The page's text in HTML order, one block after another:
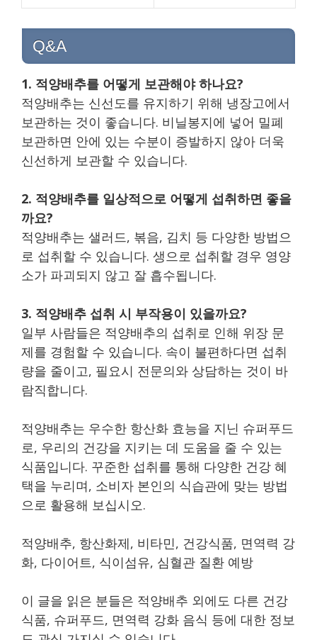
Q&A
1. 적양배추를 어떻게 보관해야 하나요?
적양배추는 신선도를 유지하기 위해 냉장고에서
보관하는 것이 좋습니다. 비닐봉지에 넣어 밀폐
보관하면 안에 있는 수분이 증발하지 않아 더욱
신선하게 보관할 수 있습니다.
2. 적양배추를 일상적으로 어떻게 섭취하면 좋을
까요?
적양배추는 샐러드, 볶음, 김치 등 다양한 방법으
로 섭취할 수 있습니다. 생으로 섭취할 경우 영양
소가 파괴되지 않고 잘 흡수됩니다.
3. 적양배추 섭취 시 부작용이 있을까요?
일부 사람들은 적양배추의 섭취로 인해 위장 문
제를 경험할 수 있습니다. 속이 불편하다면 섭취
량을 줄이고, 필요시 전문의와 상담하는 것이 바
람직합니다.
적양배추는 우수한 항산화 효능을 지닌 슈퍼푸드
로, 우리의 건강을 지키는 데 도움을 줄 수 있는
식품입니다. 꾸준한 섭취를 통해 다양한 건강 혜
택을 누리며, 소비자 본인의 식습관에 맞는 방법
으로 활용해 보십시오.
적양배추, 항산화제, 비타민, 건강식품, 면역력 강
화, 다이어트, 식이섬유, 심혈관 질환 예방
이 글을 읽은 분들은 적양배추 외에도 다른 건강
식품, 슈퍼푸드, 면역력 강화 음식 등에 대한 정보